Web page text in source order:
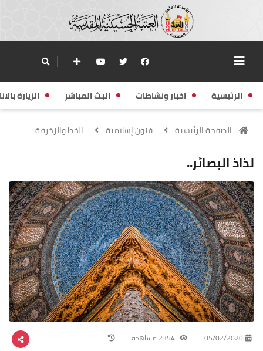
الرئيسية اخبار ونشاطات البث المباشر الزيارة
الصفحة الرئيسية فنون إسلامية الخط والزخرفة
لذاذ البصائر..
05/02/2020